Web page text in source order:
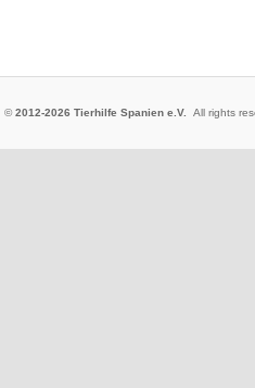
©2012-2026 Tierhilfe Spanien e.V.All rights